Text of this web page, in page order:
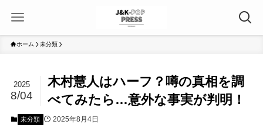
ホーム 未分類
木村慧人はハーフ？噂の真相を調
べてみたら…意外な事実が判明！
2025
8/04
未分類 2025年8月4日